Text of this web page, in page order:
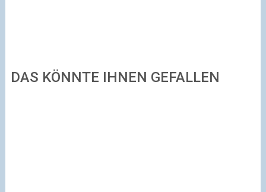
DAS KÖNNTE IHNEN GEFALLEN